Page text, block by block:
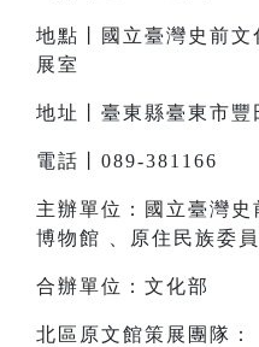
地點丨國立臺灣史前
展室
地址丨臺東縣臺東市豐
電話丨089-381166
主辦單位：國立臺灣
博物館 、原住民族委
合辦單位：文化部
北區原文館策展團隊：